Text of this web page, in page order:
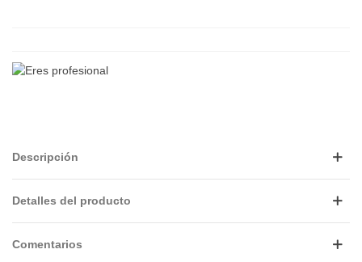
Descripción
Detalles del producto
Comentarios